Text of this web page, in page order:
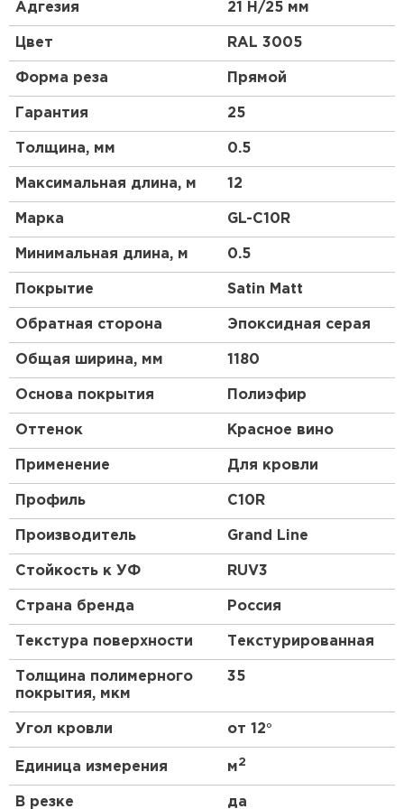
чем другие виды профнастила. Благодаря
высоте профиля этот материал будет органично
смотреться на крыше любой сложности.
Адгезия 21 Н/25 мм
Цвет RAL 3005
Форма реза Прямой
Гарантия 25
Толщина, мм 0.5
Максимальная длина, м 12
Марка GL-С10R
Минимальная длина, м 0.5
Покрытие Satin Matt
Обратная сторона Эпоксидная серая
Общая ширина, мм 1180
Основа покрытия Полиэфир
Оттенок Красное вино
Применение Для кровли
Профиль C10R
Производитель Grand Line
Стойкость к УФ RUV3
Страна бренда Россия
Текстура поверхности Текстурированная
Толщина полимерного
покрытия, мкм
35
Угол кровли от 12°
Единица измерения м2
В резке да